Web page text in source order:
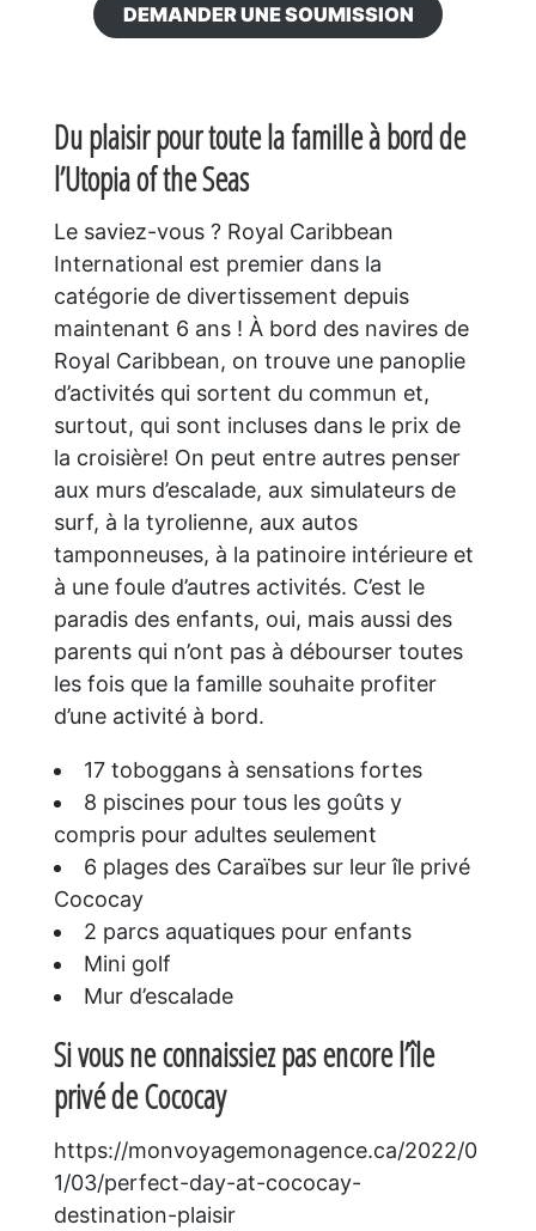
DEMANDER UNE SOUMISSION
Du plaisir pour toute la famille à bord de
l’Utopia of the Seas
Le saviez-vous ? Royal Caribbean
International est premier dans la
catégorie de divertissement depuis
maintenant 6 ans ! À bord des navires de
Royal Caribbean, on trouve une panoplie
d’activités qui sortent du commun et,
surtout, qui sont incluses dans le prix de
la croisière! On peut entre autres penser
aux murs d’escalade, aux simulateurs de
surf, à la tyrolienne, aux autos
tamponneuses, à la patinoire intérieure et
à une foule d’autres activités. C’est le
paradis des enfants, oui, mais aussi des
parents qui n’ont pas à débourser toutes
les fois que la famille souhaite profiter
d’une activité à bord.
17 toboggans à sensations fortes
8 piscines pour tous les goûts y
compris pour adultes seulement
6 plages des Caraïbes sur leur île privé
Cococay
2 parcs aquatiques pour enfants
Mini golf
Mur d’escalade
Si vous ne connaissiez pas encore l’île
privé de Cococay
https://monvoyagemonagence.ca/2022/0
1/03/perfect-day-at-cococay-
destination-plaisir